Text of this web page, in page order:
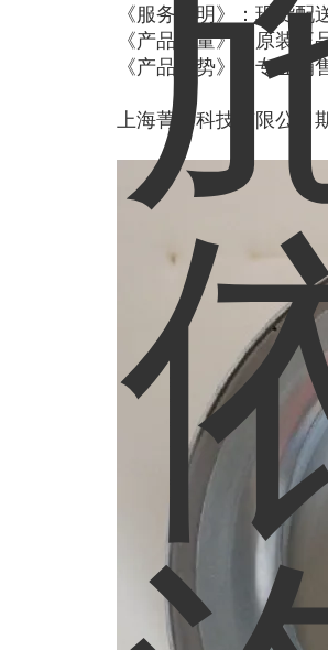
《服务说明》：现货
《产品质量》：原装正
《产品优势》：专业
上海菁园科技有限公司